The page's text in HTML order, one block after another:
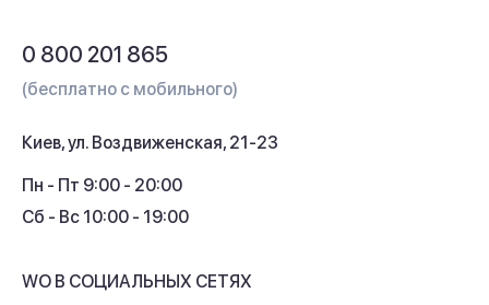
Кэшбек
0 800 201 865
(бесплатно с мобильного)
Киев, ул. Воздвиженская, 21-23
Пн - Пт 9:00 - 20:00
Сб - Вс 10:00 - 19:00
WO В СОЦИАЛЬНЫХ СЕТЯХ